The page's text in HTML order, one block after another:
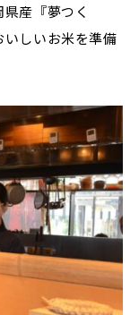
産『夢つく
いしいお米を準備